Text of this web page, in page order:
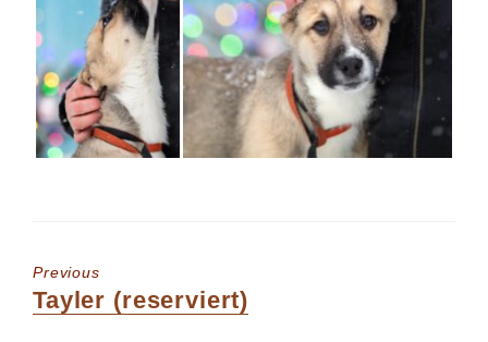
Previous
Previous
Tayler (reserviert)